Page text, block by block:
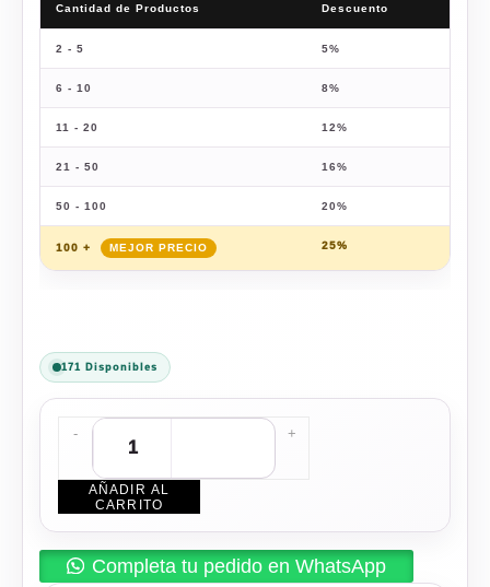
Cantidad de Productos Descuento
2 - 5 5%
6 - 10 8%
11 - 20 12%
21 - 50 16%
50 - 100 20%
100 + 25%
171 Disponibles
- +
AÑADIR AL
CARRITO
Completa tu pedido en WhatsApp